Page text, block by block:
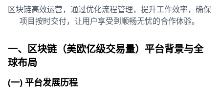
区块链高效运营，通过优化流程管理，提升工作效率，确保
项目按时交付，让用户享受到顺畅无忧的合作体验。
一、区块链（美欧亿级交易量）平台背景与全
球布局
(一) 平台发展历程